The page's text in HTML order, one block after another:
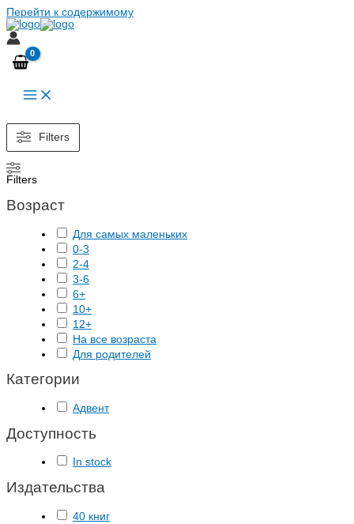
Перейти к содержимому
Filters
Filters
Возраст
Для самых маленьких
0-3
2-4
3-6
6+
10+
12+
На все возраста
Для родителей
Категории
Адвент
Доступность
In stock
Издательства
40 книг